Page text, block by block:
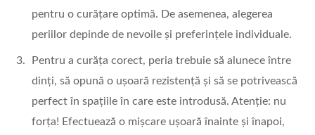
pentru o curățare optimă. De asemenea, alegerea
periilor depinde de nevoile și preferințele individuale.
Pentru a curăța corect, peria trebuie să alunece între
dinți, să opună o ușoară rezistență și să se potrivească
perfect în spațiile în care este introdusă. Atenție: nu
forța! Efectuează o mișcare ușoară înainte și înapoi,